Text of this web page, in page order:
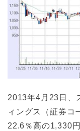
2013年4月23日、
ィングス（証券コ
22.6％高の1,330